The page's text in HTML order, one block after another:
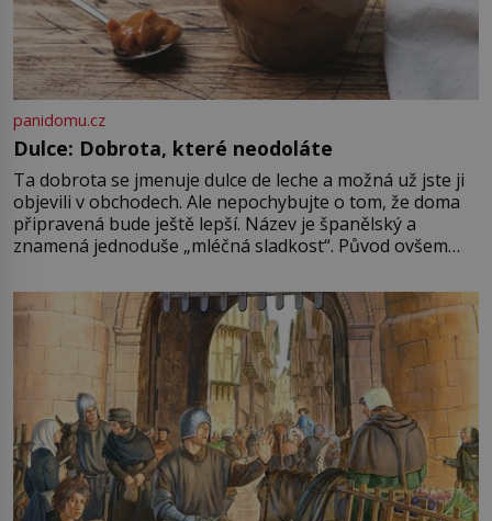
panidomu.cz
Dulce: Dobrota, které neodoláte
Ta dobrota se jmenuje dulce de leche a možná už jste ji
objevili v obchodech. Ale nepochybujte o tom, že doma
připravená bude ještě lepší. Název je španělský a
znamená jednoduše „mléčná sladkost“. Původ ovšem
pře hned několik latinskoamerických zemí a k tomu
Francie, kde se traduje,